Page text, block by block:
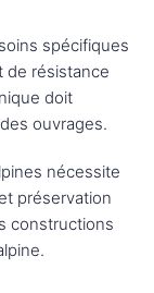
spécifiques
de résistance
doit
ouvrages.
nécessite
préservation
constructions